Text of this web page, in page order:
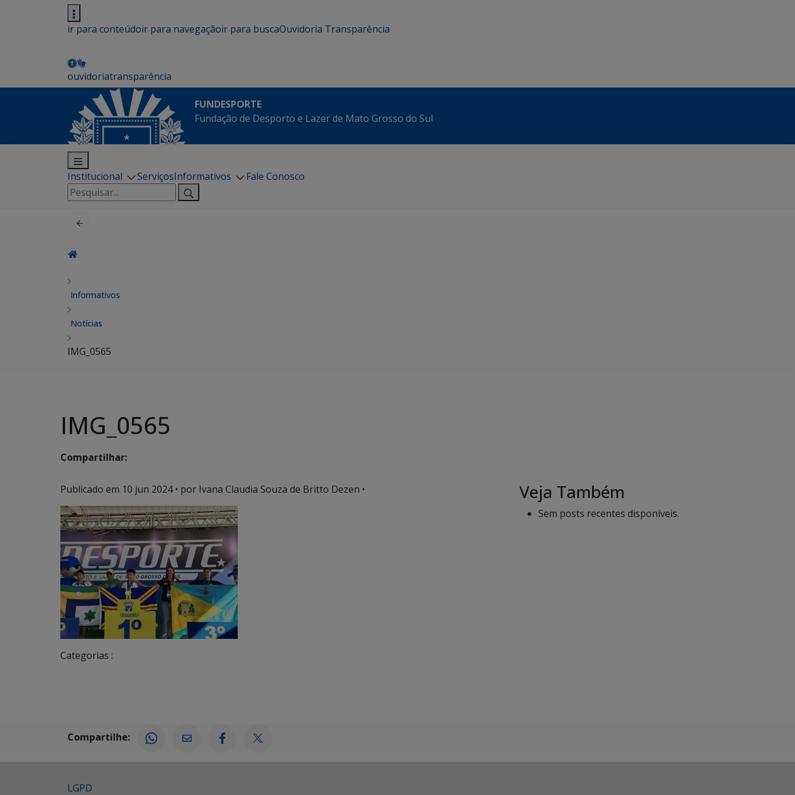
ir para conteúdoir para navegaçãoir para buscaOuvidoria Transparência
ouvidoriatransparência
FUNDESPORTE
Fundação de Desporto e Lazer de Mato Grosso do Sul
Institucional ServiçosInformativos
Fale Conosco
Pesquisar
por:
Informativos
Notícias
IMG_0565
IMG_0565
Compartilhar:
Publicado em 10 jun 2024• por Ivana Claudia Souza de Britto Dezen •
Categorias :
Veja Também
Sem posts recentes disponíveis.
Compartilhe:
LGPD